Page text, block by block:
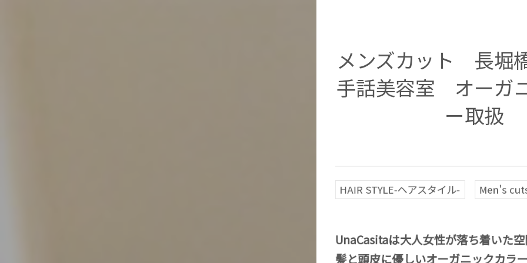
メンズカット 長
手話美容室 オーガ
ー取扱
HAIR STYLE-ヘアスタイル- Men's
UnaCasitaは大人女性が落ち着いた
髪と頭皮に優しいオーガニックカラ